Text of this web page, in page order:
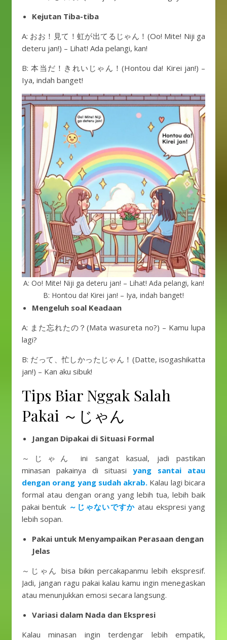
Kejutan Tiba-tiba
A: おお！見て！虹が出てるじゃん！(Oo! Mite! Niji ga
deteru jan!) – Lihat! Ada pelangi, kan!
B: 本当だ！きれいじゃん！(Hontou da! Kirei jan!) –
Iya, indah banget!
A: Oo! Mite! Niji ga deteru jan! – Lihat! Ada pelangi, kan!
B: Hontou da! Kirei jan! – Iya, indah banget!
Mengeluh soal Keadaan
A: また忘れたの？(Mata wasureta no?) – Kamu lupa
lagi?
B: だって、忙しかったじゃん！(Datte, isogashikatta
jan!) – Kan aku sibuk!
Tips Biar Nggak Salah
Pakai ～じゃん
Jangan Dipakai di Situasi Formal
～じゃん ini sangat kasual, jadi pastikan
minasan pakainya di situasi
yang santai atau
dengan orang yang sudah akrab. Kalau lagi bicara
formal atau dengan orang yang lebih tua, lebih baik
pakai bentuk ～じゃないですか atau ekspresi yang
lebih sopan.
Pakai untuk Menyampaikan Perasaan dengan
Jelas
～じゃん bisa bikin percakapanmu lebih ekspresif.
Jadi, jangan ragu pakai kalau kamu ingin menegaskan
atau menunjukkan emosi secara langsung.
Variasi dalam Nada dan Ekspresi
Kalau minasan ingin terdengar lebih empatik,